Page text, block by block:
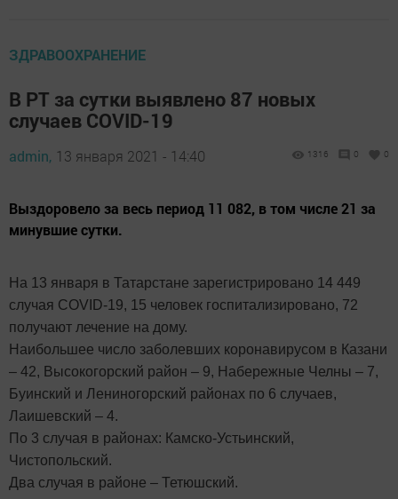
ЗДРАВООХРАНЕНИЕ
В РТ за сутки выявлено 87 новых
случаев COVID-19
admin, 13 января 2021 - 14:40 1316 0 0
Выздоровело за весь период 11 082, в том числе 21 за
минувшие сутки.
На 13 января в Татарстане зарегистрировано 14 449
случая COVID-19, 15 человек госпитализировано, 72
получают лечение на дому.
Наибольшее число заболевших коронавирусом в Казани
– 42, Высокогорский район – 9, Набережные Челны – 7,
Буинский и Лениногорский районах по 6 случаев,
Лаишевский – 4.
По 3 случая в районах: Камско-Устьинский,
Чистопольский.
Два случая в районе – Тетюшский.